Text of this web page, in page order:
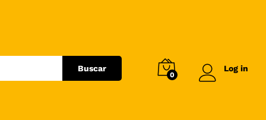
Buscar
0
Log in